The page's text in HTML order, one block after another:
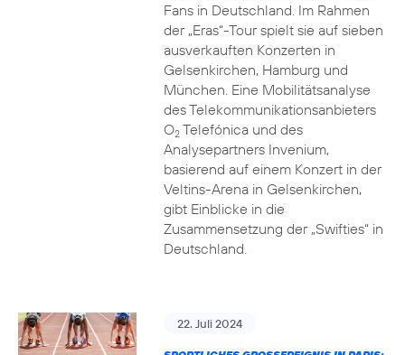
Fans in Deutschland. Im Rahmen
der „Eras“-Tour spielt sie auf sieben
ausverkauften Konzerten in
Gelsenkirchen, Hamburg und
München. Eine Mobilitätsanalyse
des Telekommunikationsanbieters
O2Telefónica und des
Analysepartners Invenium,
basierend auf einem Konzert in der
Veltins-Arena in Gelsenkirchen,
gibt Einblicke in die
Zusammensetzung der „Swifties“ in
Deutschland.
22. Juli 2024